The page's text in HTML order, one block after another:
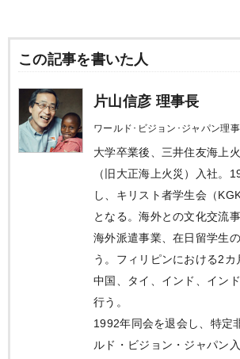
この記事を書いた人
片山信彦 理事長
ワールド･ビジョン･ジャパン理
大学卒業後、三井住友海上
（旧大正海上火災）入社。
し、キリスト者学生会（
となる。海外との文化交流
海外派遣事業、在日留学生
う。フィリピンにおける2
中国、タイ、インド、イン
行う。
1992年同会を退会し、特定
ルド・ビジョン・ジャパン